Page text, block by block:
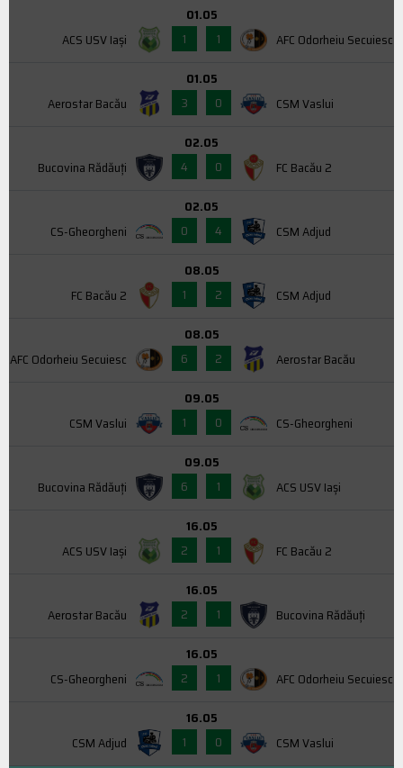
ACS USV Iaşi
01.05
1
1 AFC Odorheiu Secuiesc
Aerostar Bacău
01.05
3
0 CSM Vaslui
Bucovina Rădăuți
02.05
4
0 FC Bacău 2
CS-Gheorgheni
02.05
0
4 CSM Adjud
FC Bacău 2
08.05
1
2 CSM Adjud
AFC Odorheiu Secuiesc
08.05
6
2 Aerostar Bacău
CSM Vaslui
09.05
1
0 CS-Gheorgheni
Bucovina Rădăuți
09.05
6
1 ACS USV Iaşi
ACS USV Iaşi
16.05
2
1 FC Bacău 2
Aerostar Bacău
16.05
2
1 Bucovina Rădăuți
CS-Gheorgheni
16.05
2
1 AFC Odorheiu Secuiesc
CSM Adjud
16.05
1
0 CSM Vaslui